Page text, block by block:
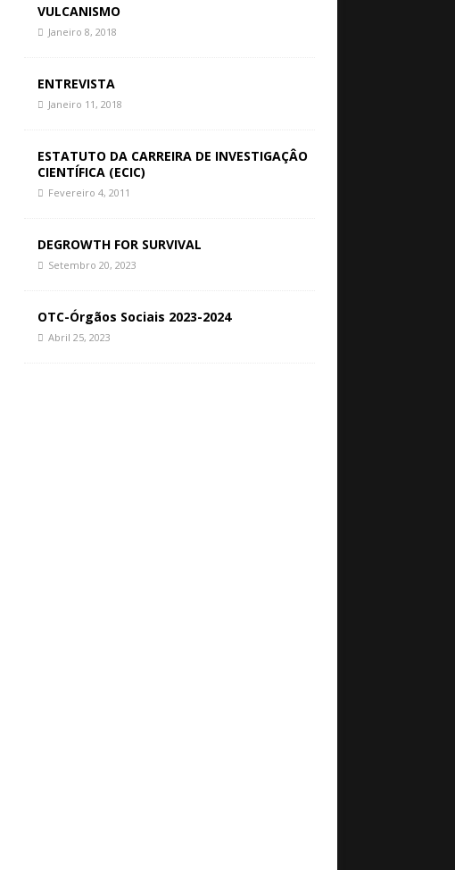
VULCANISMO
Janeiro 8, 2018
ENTREVISTA
Janeiro 11, 2018
ESTATUTO DA CARREIRA DE INVESTIGAÇÂO
CIENTÍFICA (ECIC)
Fevereiro 4, 2011
DEGROWTH FOR SURVIVAL
Setembro 20, 2023
OTC-Órgãos Sociais 2023-2024
Abril 25, 2023